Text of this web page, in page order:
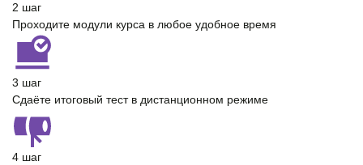
2 шаг
Проходите модули курса в любое удобное время
3 шаг
Сдаёте итоговый тест в дистанционном режиме
4 шаг